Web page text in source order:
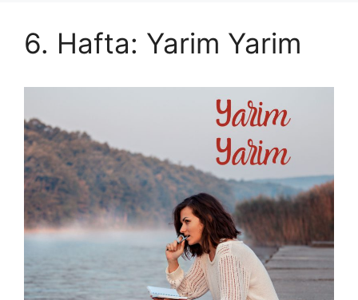
6. Hafta: Yarim Yarim